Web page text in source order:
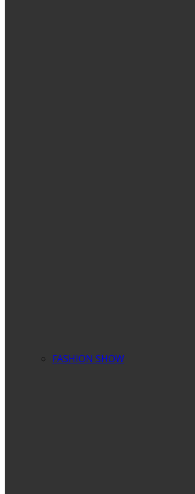
FASHION SHOW